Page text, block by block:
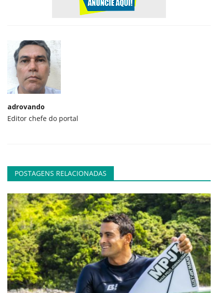
adrovando
Editor chefe do portal
POSTAGENS RELACIONADAS